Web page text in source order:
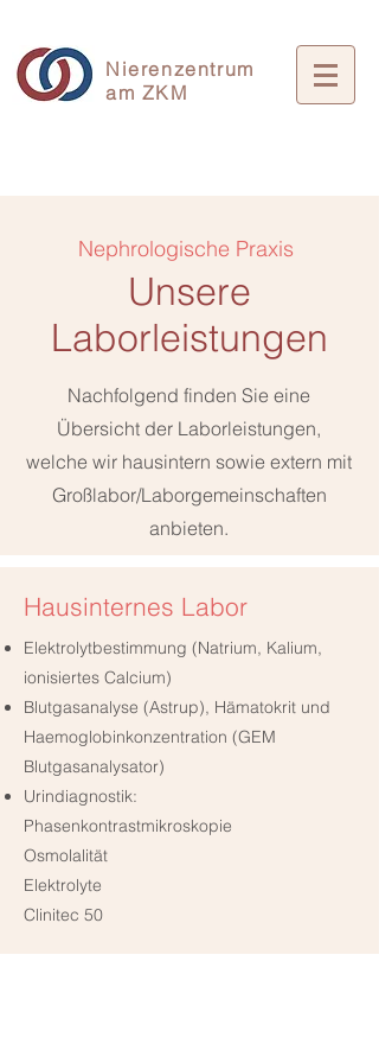
Nierenzentrum
am ZKM
Nephrologische Praxis
Unsere
Laborleistungen
Nachfolgend finden Sie eine
Übersicht der Laborleistungen,
welche wir hausintern sowie extern mit
Großlabor/Laborgemeinschaften
anbieten.
Hausinternes Labor
Elektrolytbestimmung (Natrium, Kalium,
ionisiertes Calcium)
Blutgasanalyse (Astrup), Hämatokrit und
Haemoglobinkonzentration (GEM
Blutgasanalysator)
Urindiagnostik:
Phasenkontrastmikroskopie
Osmolalität
Elektrolyte
Clinitec 50